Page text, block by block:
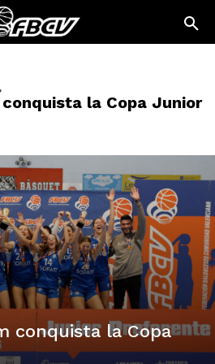
la Copa Junior
conquista la Copa